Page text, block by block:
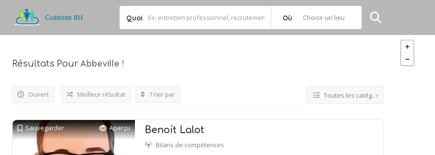
Quoi Où Choisir un lieu
Résultats Pour Abbeville !
Ouvert Meilleur résultat Trier par Toutes les catégories
Sauvegarder Aperçu Benoit Lalot
Bilans de compétences